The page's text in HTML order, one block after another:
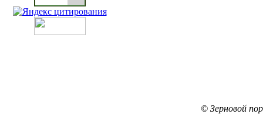
© Зерновой